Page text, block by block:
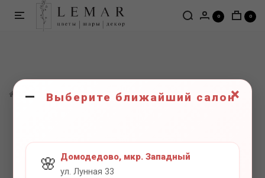
×
Выберите ближайший салон
🌸 Домодедово, мкр. Западный
ул. Лунная 33
0 0
ШАРЫ Цифры Цифра 8 серебро